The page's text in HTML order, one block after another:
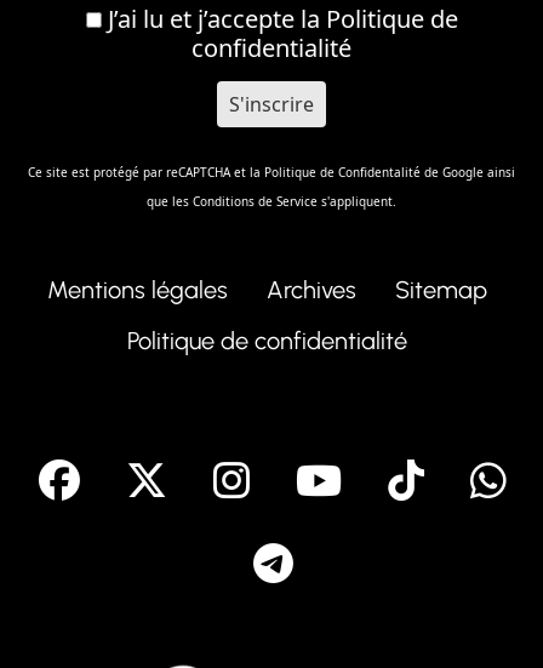
J’ai lu et j’accepte la Politique de
confidentialité
Ce site est protégé par reCAPTCHA et la Politique de Confidentalité de Google ainsi
que les Conditions de Service s'appliquent.
Mentions légales Archives
Sitemap
Politique de confidentialité
facebook Instagram
Youtube
Tik